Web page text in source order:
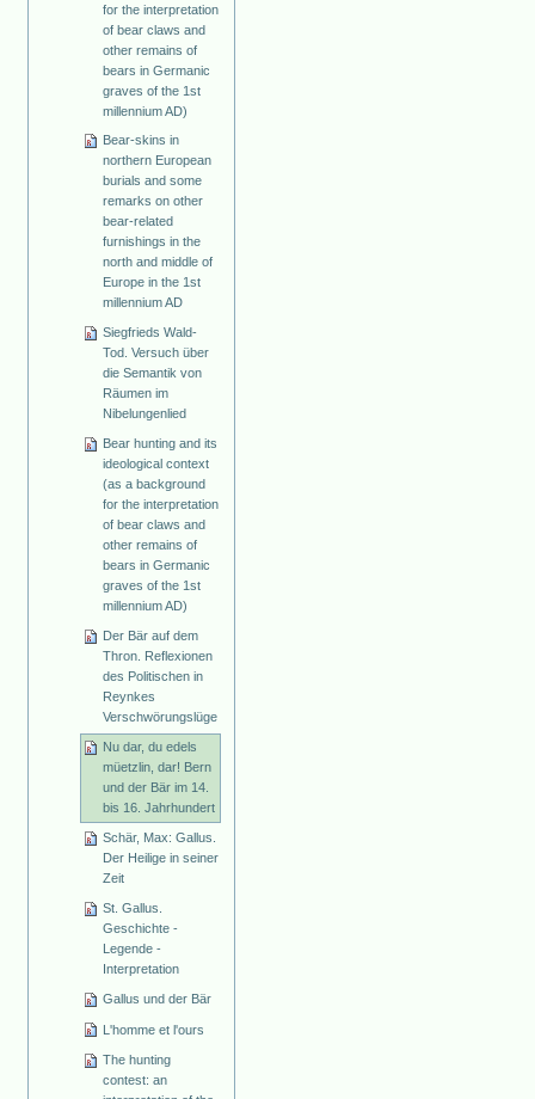
for the interpretation
of bear claws and
other remains of
bears in Germanic
graves of the 1st
millennium AD)
Bear-skins in
northern European
burials and some
remarks on other
bear-related
furnishings in the
north and middle of
Europe in the 1st
millennium AD
Siegfrieds Wald-
Tod. Versuch über
die Semantik von
Räumen im
Nibelungenlied
Bear hunting and its
ideological context
(as a background
for the interpretation
of bear claws and
other remains of
bears in Germanic
graves of the 1st
millennium AD)
Der Bär auf dem
Thron. Reflexionen
des Politischen in
Reynkes
Verschwörungslüge
Nu dar, du edels
müetzlin, dar! Bern
und der Bär im 14.
bis 16. Jahrhundert
Schär, Max: Gallus.
Der Heilige in seiner
Zeit
St. Gallus.
Geschichte -
Legende -
Interpretation
Gallus und der Bär
L'homme et l'ours
The hunting
contest: an